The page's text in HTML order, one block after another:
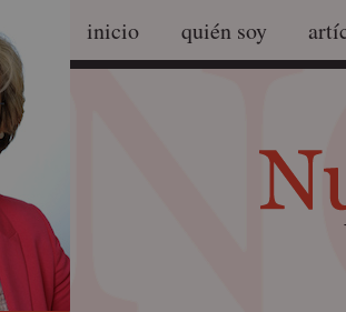
inicio quién soy